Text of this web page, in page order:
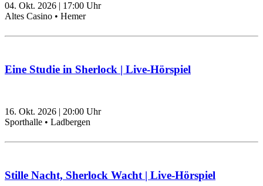
04. Okt. 2026 | 17:00 Uhr
Altes Casino • Hemer
Eine Studie in Sherlock | Live-Hörspiel
16. Okt. 2026 | 20:00 Uhr
Sporthalle • Ladbergen
Stille Nacht, Sherlock Wacht | Live-Hörspiel